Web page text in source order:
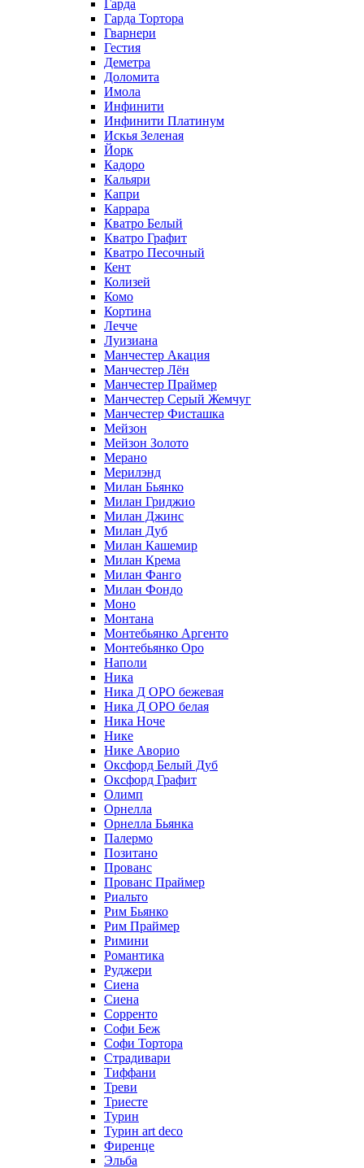
Гарда
Гарда Тортора
Гварнери
Гестия
Деметра
Доломита
Имола
Инфинити
Инфинити Платинум
Искья Зеленая
Йорк
Кадоро
Кальяри
Капри
Каррара
Кватро Белый
Кватро Графит
Кватро Песочный
Кент
Колизей
Комо
Кортина
Лечче
Луизиана
Манчестер Акация
Манчестер Лён
Манчестер Праймер
Манчестер Серый Жемчуг
Манчестер Фисташка
Мейзон
Мейзон Золото
Мерано
Мерилэнд
Милан Бьянко
Милан Гриджио
Милан Джинс
Милан Дуб
Милан Кашемир
Милан Крема
Милан Фанго
Милан Фондо
Моно
Монтана
Монтебьянко Аргенто
Монтебьянко Оро
Наполи
Ника
Ника Д ОРО бежевая
Ника Д ОРО белая
Ника Ноче
Нике
Нике Аворио
Оксфорд Белый Дуб
Оксфорд Графит
Олимп
Орнелла
Орнелла Бьянка
Палермо
Позитано
Прованс
Прованс Праймер
Риальто
Рим Бьянко
Рим Праймер
Римини
Романтика
Руджери
Сиена
Сиена
Сорренто
Софи Беж
Софи Тортора
Страдивари
Тиффани
Треви
Триесте
Турин
Турин art deco
Фиренце
Эльба